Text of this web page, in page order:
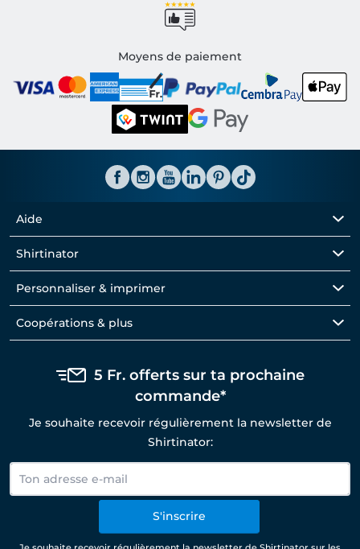
Moyens de paiement
Aide
Shirtinator
Personnaliser & imprimer
Coopérations & plus
5 Fr. offerts sur ta prochaine
commande*
Je souhaite recevoir régulièrement la newsletter de
Shirtinator:
S'inscrire